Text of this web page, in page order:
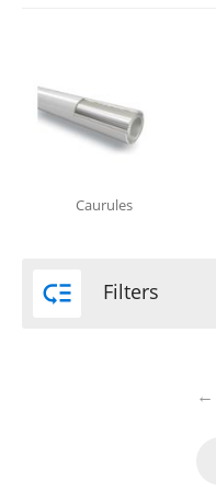
Caurules
 Filters